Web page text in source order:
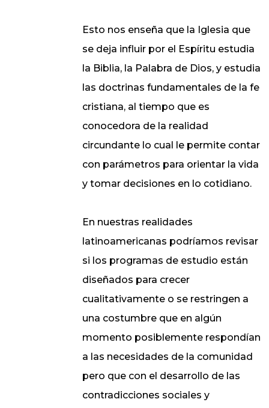
Esto nos enseña que la Iglesia que
se deja influir por el Espíritu estudia
la Biblia, la Palabra de Dios, y estudia
las doctrinas fundamentales de la fe
cristiana, al tiempo que es
conocedora de la realidad
circundante lo cual le permite contar
con parámetros para orientar la vida
y tomar decisiones en lo cotidiano.
En nuestras realidades
latinoamericanas podríamos revisar
si los programas de estudio están
diseñados para crecer
cualitativamente o se restringen a
una costumbre que en algún
momento posiblemente respondían
a las necesidades de la comunidad
pero que con el desarrollo de las
contradicciones sociales y